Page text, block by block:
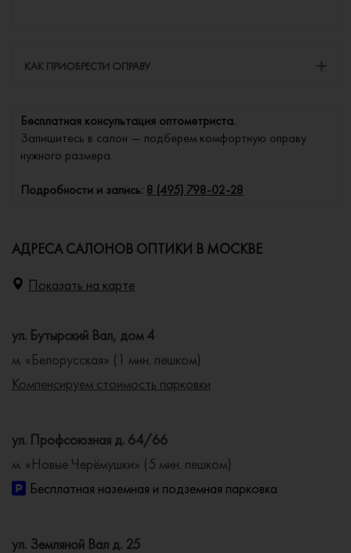
КАК ПРИОБРЕСТИ ОПРАВУ
Бесплатная консультация оптометриста.
Запишитесь в салон — подберем комфортную оправу
нужного размера.
Подробности и запись: 8 (495) 798-02-28
АДРЕСА САЛОНОВ ОПТИКИ В МОСКВЕ
Показать на карте
ул. Бутырский Вал, дом 4
м. «Белорусская» (1 мин. пешком)
Компенсируем стоимость парковки
ул. Профсоюзная д. 64/66
м. «Новые Черёмушки» (5 мин. пешком)
Бесплатная наземная и подземная парковка
ул. Земляной Вал д. 25